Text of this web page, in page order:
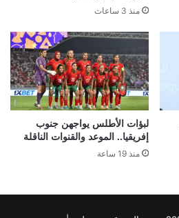
منذ 3 ساعات
لبؤات الأطلس يواجهن جنوب
إفريقيا.. الموعد والقنوات الناقلة
منذ 19 ساعة